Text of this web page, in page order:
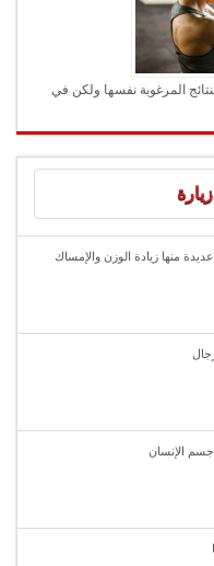
المرغوبة نفسها ولكن في
منها زيادة الوزن والإمساك
الإنسان